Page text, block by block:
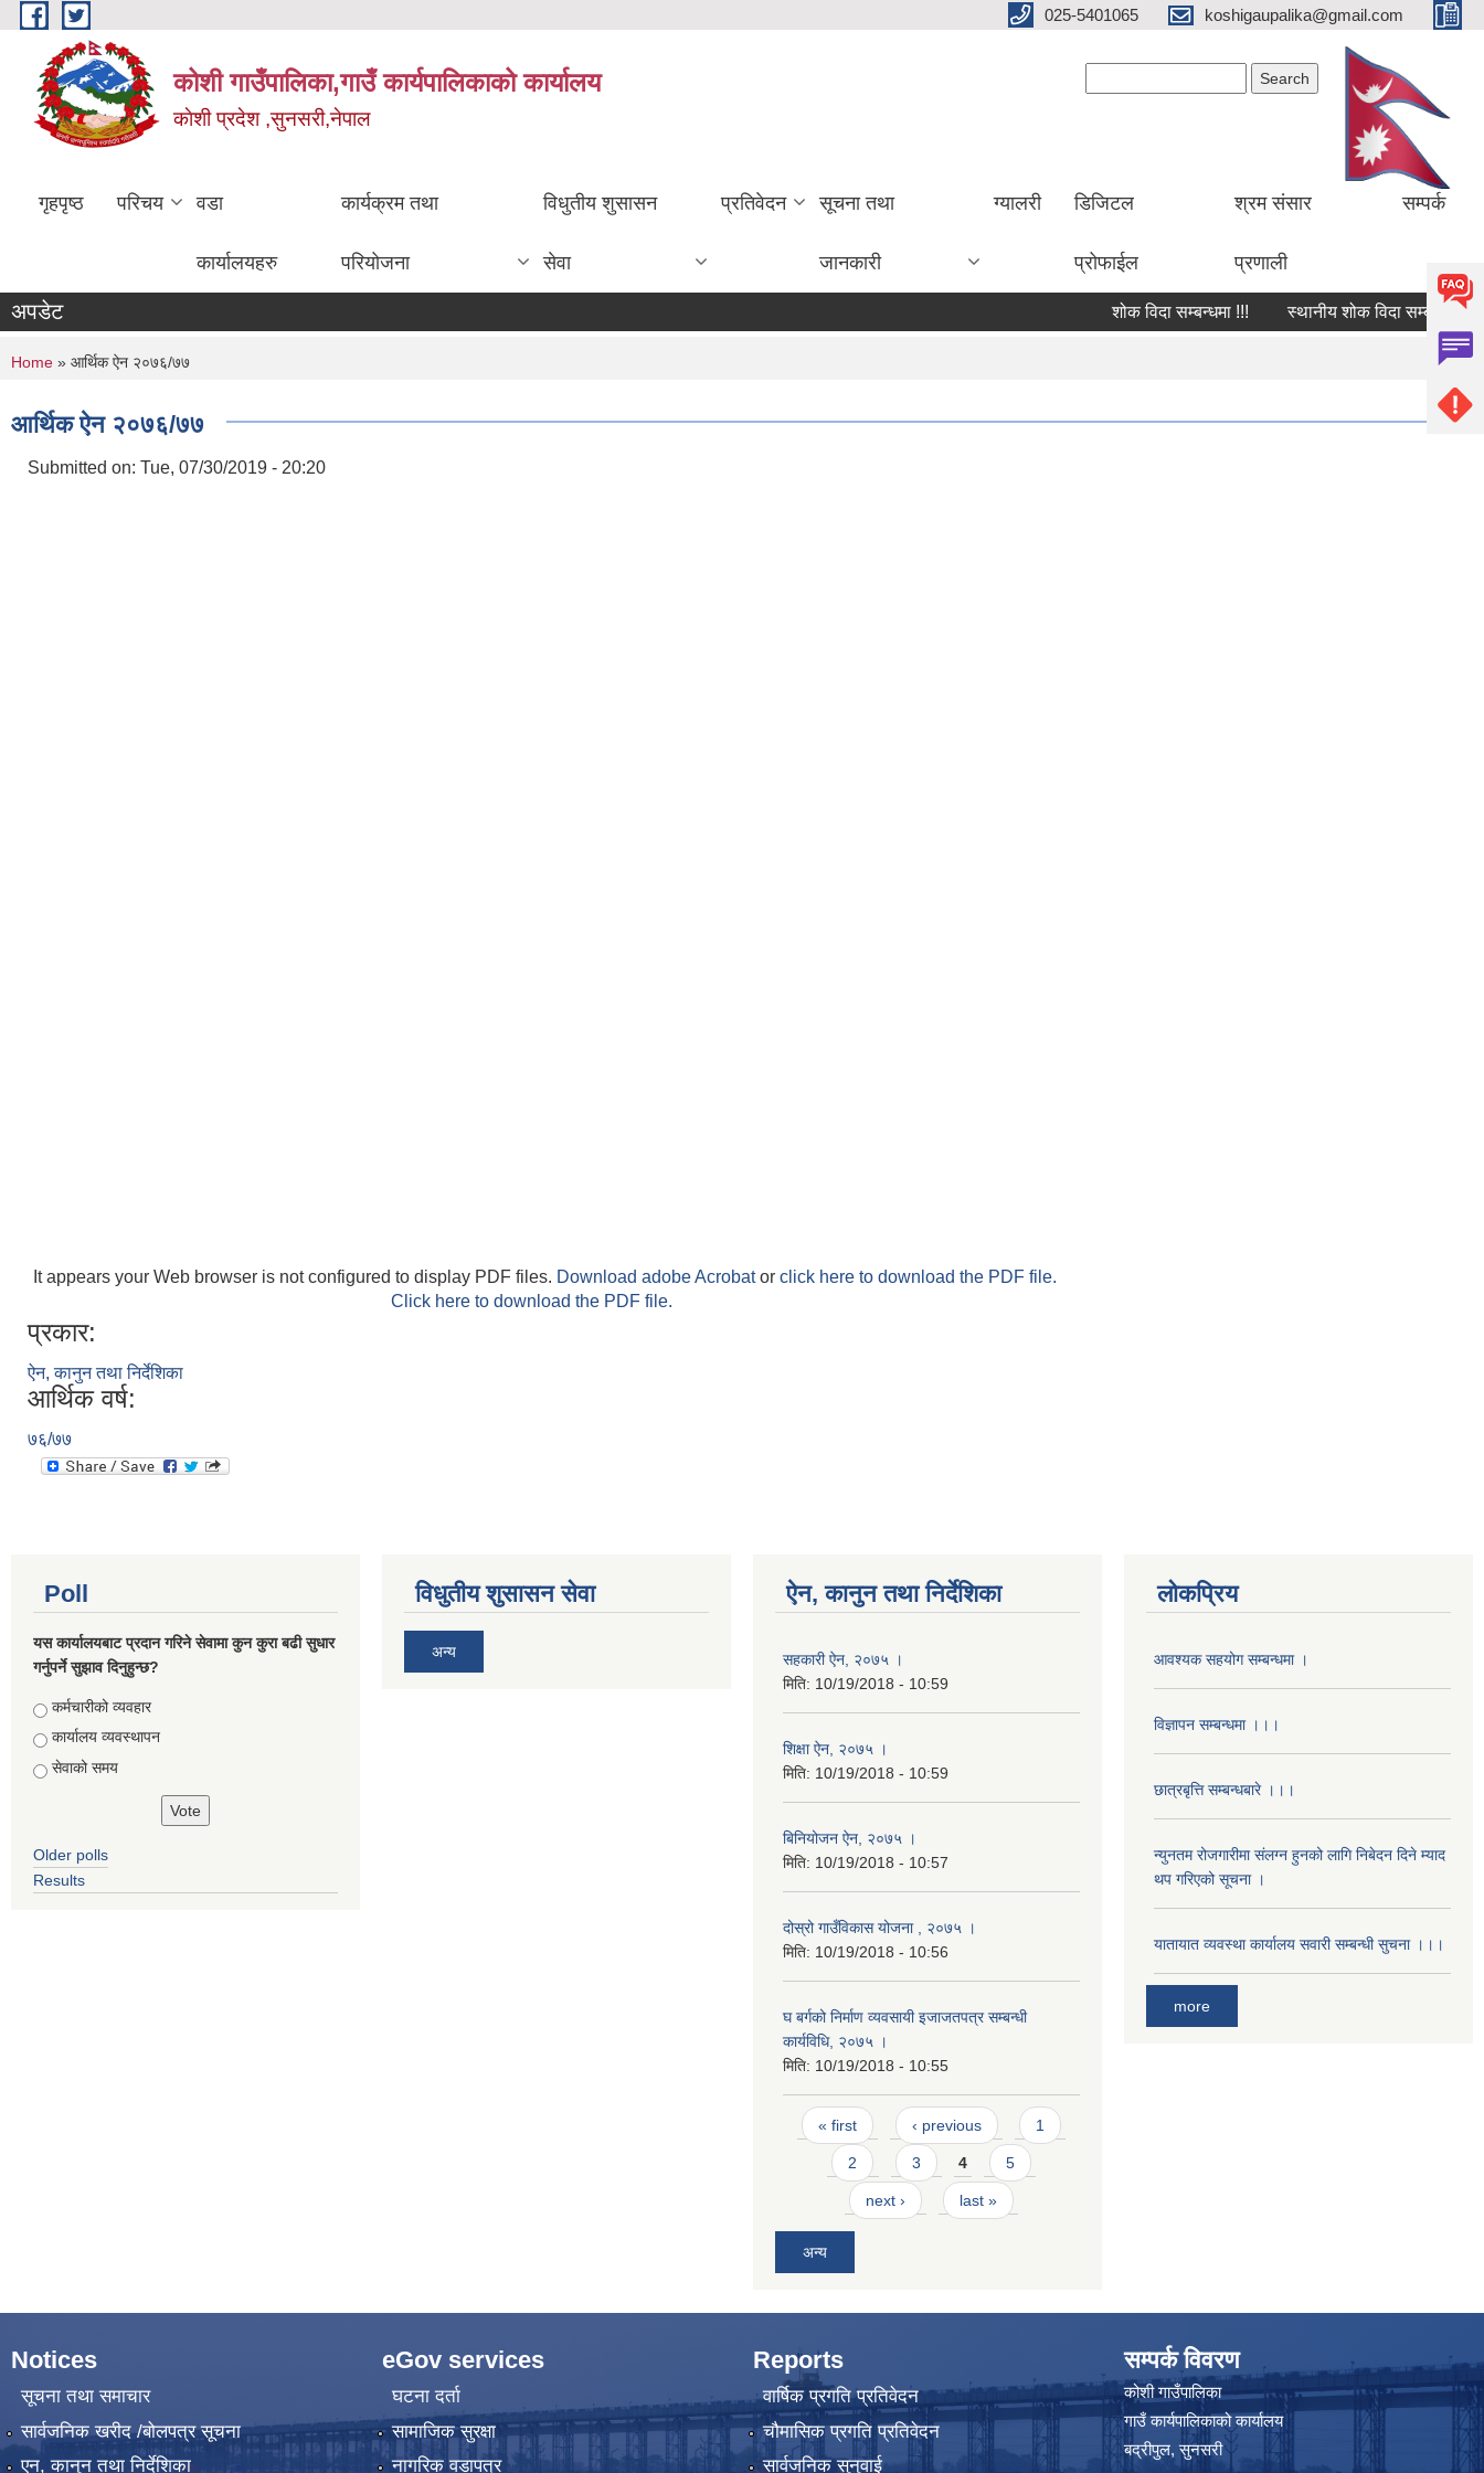
Skip to main content 025-5401065 koshigaupalika@gmail.com
कोशी गाउँपालिका,गाउँ कार्यपालिकाको कार्यालय
काेशी प्रदेश ,सुनसरी,नेपाल
गृहपृष्ठ परिचय वडा
कार्यालयहरु
कार्यक्रम तथा
परियोजना
विधुतीय शुसासन
सेवा
प्रतिवेदन सूचना तथा
जानकारी
ग्यालरी डिजिटल
प्रोफाईल
श्रम संसार
प्रणाली
सम्पर्क
अपडेट शोक विदा सम्बन्धमा !!!
You are here
Home » आर्थिक ऐन २०७६/७७
आर्थिक ऐन २०७६/७७
Submitted on: Tue, 07/30/2019 - 20:20
It appears your Web browser is not configured to display PDF files. Download adobe Acrobator click here to download the PDF file.
Click here to download the PDF file.
प्रकार:
ऐन, कानुन तथा निर्देशिका
आर्थिक वर्ष:
७६/७७
Poll
यस कार्यालयबाट प्रदान गरिने सेवामा कुन कुरा बढी सुधार
गर्नुपर्ने सुझाव दिनुहुन्छ?
Choices
कर्मचारीको व्यवहार
कार्यालय व्यवस्थापन
सेवाको समय
Older polls
Results
विधुतीय शुसासन सेवा
अन्य
ऐन, कानुन तथा निर्देशिका
सहकारी ऐन, २०७५ ।
मिति: 10/19/2018 - 10:59
शिक्षा ऐन, २०७५ ।
मिति: 10/19/2018 - 10:59
बिनियोजन ऐन, २०७५ ।
मिति: 10/19/2018 - 10:57
दोस्रो गाउँविकास योजना , २०७५ ।
मिति: 10/19/2018 - 10:56
घ बर्गको निर्माण व्यवसायी इजाजतपत्र सम्बन्धी
कार्यविधि, २०७५ ।
मिति: 10/19/2018 - 10:55
Pages
« first ‹ previous 1
2 3 4 5
next › last »
अन्य
लोकप्रिय
आवश्यक सहयोग सम्बन्धमा ।
विज्ञापन सम्बन्धमा ।।।
छात्रबृत्ति सम्बन्धबारे ।।।
न्युनतम रोजगारीमा संलग्न हुनको लागि निबेदन दिने म्याद
थप गरिएको सूचना ।
यातायात व्यवस्था कार्यालय सवारी सम्बन्धी सुचना ।।।
more
Notices
सूचना तथा समाचार
सार्वजनिक खरीद /बोलपत्र सूचना
एन, कानुन तथा निर्देशिका
eGov services
घटना दर्ता
सामाजिक सुरक्षा
नागरिक वडापत्र
Reports
वार्षिक प्रगति प्रतिवेदन
चौमासिक प्रगति प्रतिवेदन
सार्वजनिक सुनुवाई
सम्पर्क विवरण
कोशी गाउँपालिका
गाउँ कार्यपालिकाको कार्यालय
बद्रीपुल, सुनसरी